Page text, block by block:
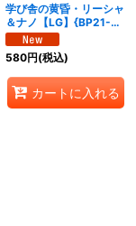
学び舎の黄昏・リーシャ
＆ナノ【LG】{BP21-
019}《ロイヤル》
580円(税込)
カートに入れる